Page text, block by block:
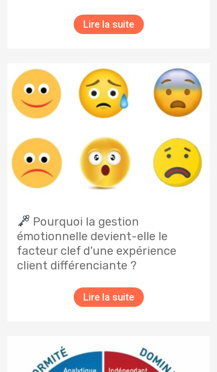
Lire la suite
Pourquoi la gestion
émotionnelle devient-elle le
facteur clef d’une expérience
client différenciante ?
Lire la suite